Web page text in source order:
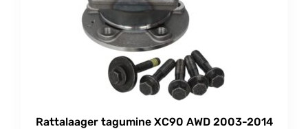
Rattalaager tagumine XC90 AWD 2003-2014